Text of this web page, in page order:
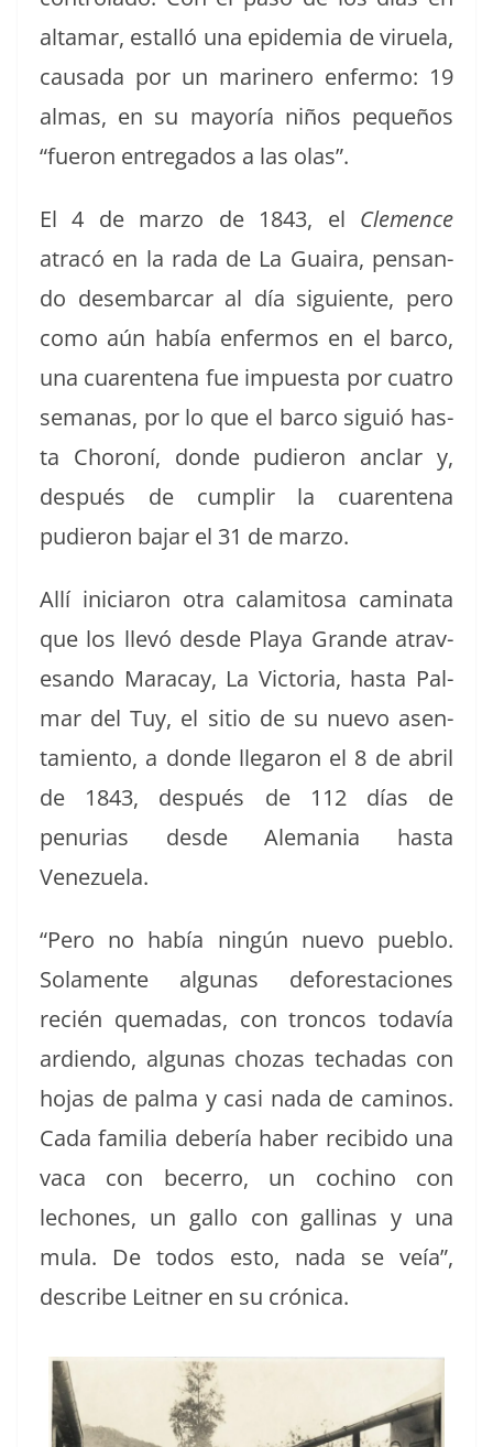
alta­mar, estal­ló una epi­demia de viru­ela,
cau­sa­da por un marinero enfer­mo: 19
almas, en su may­oría niños pequeños
“fueron entre­ga­dos a las olas”.
El 4 de mar­zo de 1843, el Clemence
atracó en la rada de La Guaira, pen­san­
do desem­bar­car al día sigu­iente, pero
como aún había enfer­mos en el bar­co,
una cuar­ente­na fue impues­ta por cua­tro
sem­anas, por lo que el bar­co sigu­ió has­
ta Choroní, donde pudieron anclar y,
después de cumplir la cuar­ente­na
pudieron bajar el 31 de marzo.
Allí ini­cia­ron otra calami­tosa cam­i­na­ta
que los llevó des­de Playa Grande atrav­
es­an­do Mara­cay, La Vic­to­ria, has­ta Pal­
mar del Tuy, el sitio de su nue­vo asen­
tamien­to, a donde lle­garon el 8 de abril
de 1843, después de 112 días de
penurias des­de Ale­ma­nia has­ta
Venezuela.
“Pero no había ningún nue­vo pueblo.
Sola­mente algu­nas defor­esta­ciones
recién que­madas, con tron­cos todavía
ardi­en­do, algu­nas chozas techadas con
hojas de pal­ma y casi nada de caminos.
Cada famil­ia debería haber recibido una
vaca con becer­ro, un cochi­no con
lechones, un gal­lo con gal­li­nas y una
mula. De todos esto, nada se veía”,
describe Leit­ner en su crónica.